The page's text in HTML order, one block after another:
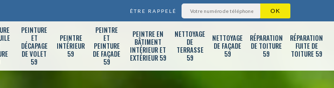
ÊTRE RAPPELÉ
PEINTURE
ET
DÉCAPAGE
DE VOLET
59
PEINTRE
INTÉRIEUR
59
PEINTRE
ET
PEINTURE
DE FAÇADE
59
PEINTRE EN
BÂTIMENT
INTÉRIEUR ET
EXTÉRIEUR 59
NETTOYAGE
DE
TERRASSE
59
NETTOYAGE
DE FAÇADE
59
RÉPARATION
DE TOITURE
59
RÉPARATION
FUITE DE
TOITURE 59